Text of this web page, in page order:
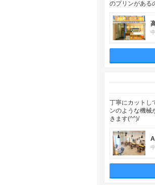
のプリンがある
丁寧にカットし
ンのような機械
きます(^^)/